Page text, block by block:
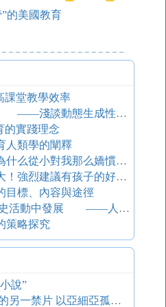
”的美國教育
課堂教學效率
生成，不可預約的美麗 ——淺談動態生成性課堂教學
的實踐理念
人類學的闡釋
你不能養活我一輩子，為什么從小對我那么嬌慣？——值得反思
一個班37人考進清華北大！強烈建議有孩子的好好看看！
目標、內容與途徑
在歷史活動中體驗 在歷史活動中發展 ——人教版義務教育歷史課標實驗教材七年級“活動課”設計說明
策略探究
說”
血戰異域十一年 劉德華的另一禁片 以亞細亞孤兒的名義反戰